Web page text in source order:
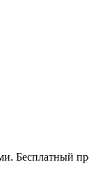
Бесплатный